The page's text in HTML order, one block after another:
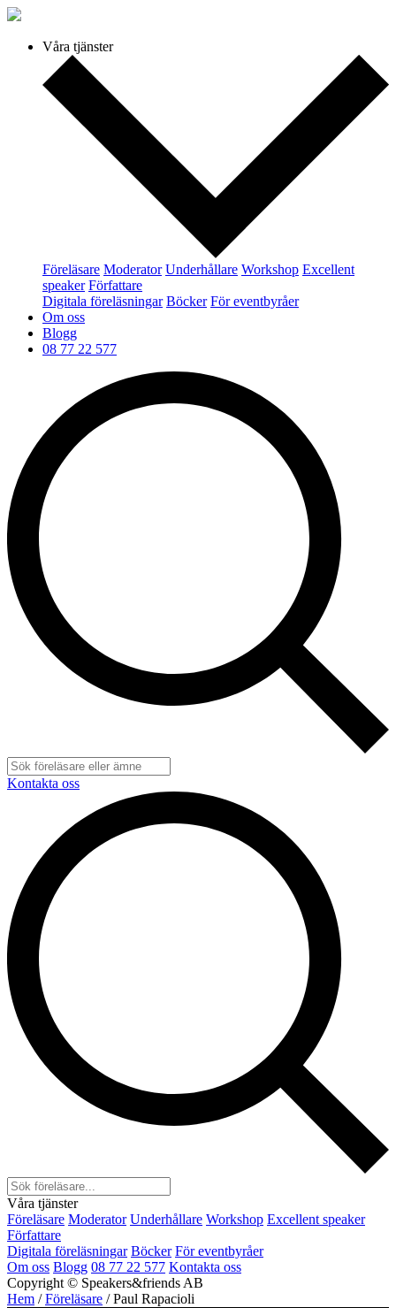
Våra tjänster
Föreläsare Moderator Underhållare Workshop Excellent
speaker Författare
Digitala föreläsningar Böcker För eventbyråer
Om oss
Blogg
08 77 22 577
Kontakta oss
Våra tjänster
Föreläsare Moderator Underhållare Workshop Excellent speaker
Författare
Digitala föreläsningar Böcker För eventbyråer
Om oss Blogg 08 77 22 577 Kontakta oss
Copyright © Speakers&friends AB
Hem /Föreläsare / Paul Rapacioli